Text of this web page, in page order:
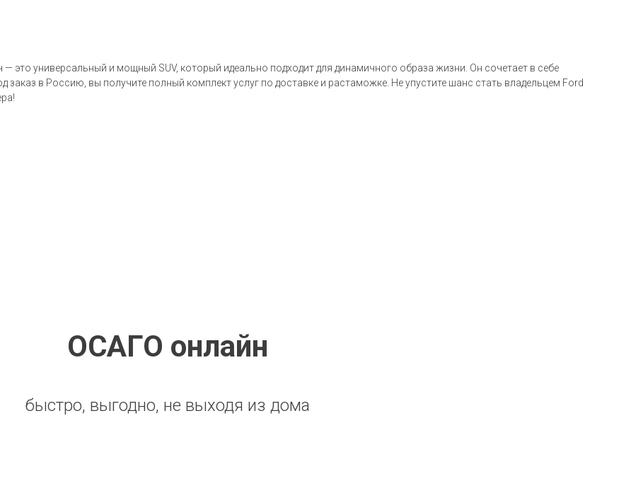
— это универсальный и мощный SUV, который идеально подходит для динамичного образа жизни. Он сочетает в себе
заказ в Россию, вы получите полный комплект услуг по доставке и растаможке. Не упустите шанс стать владельцем Ford
ОСАГО онлайн
быстро, выгодно, не выходя из дома